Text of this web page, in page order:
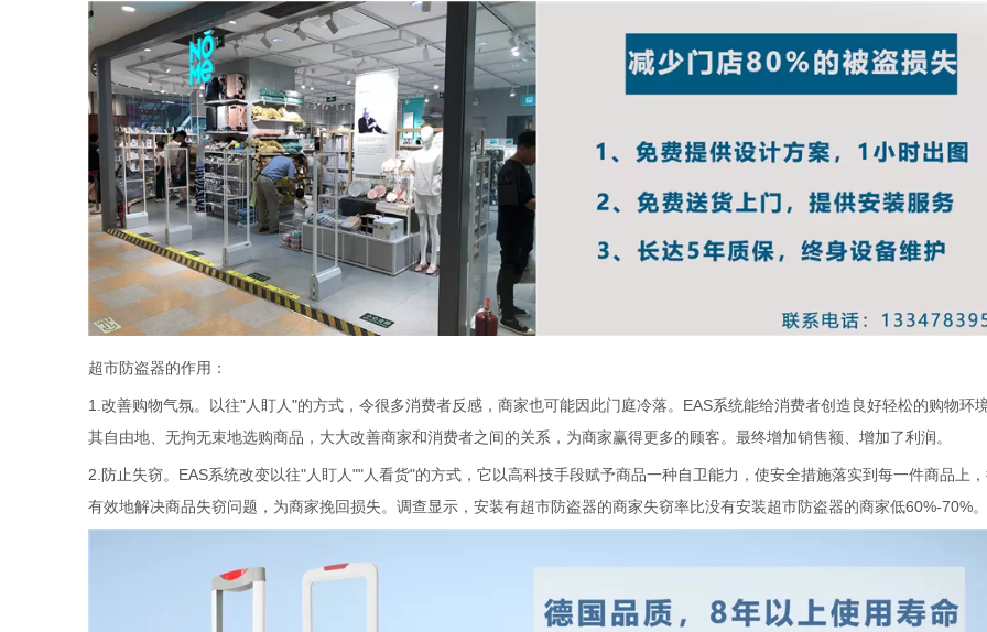
超市防盗器的作用：
1.改善购物气氛。以往"人盯人"的方式，令很多消费者反感，商家也可能因此门庭冷落。EAS系统能给消费者创造良好轻松的购物环
其自由地、无拘无束地选购商品，大大改善商家和消费者之间的关系，为商家赢得更多的顾客。最终增加销售额、增加了利润。
2.防止失窃。EAS系统改变以往"人盯人""人看货"的方式，它以高科技手段赋予商品一种自卫能力，使安全措施落实到每一件商品上
有效地解决商品失窃问题，为商家挽回损失。调查显示，安装有超市防盗器的商家失窃率比没有安装超市防盗器的商家低60%-70%。